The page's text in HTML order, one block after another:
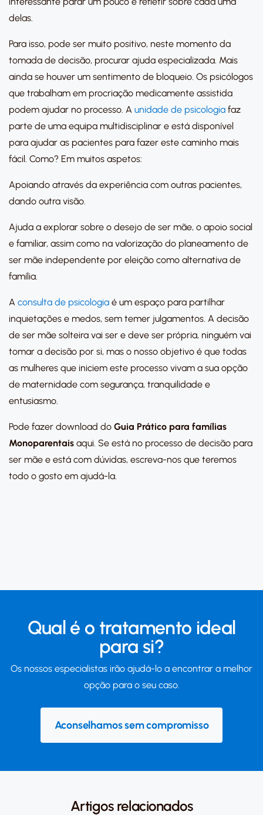
delas.
Para isso, pode ser muito positivo, neste momento da
tomada de decisão, procurar ajuda especializada. Mais
ainda se houver um sentimento de bloqueio. Os psicólogos
que trabalham em procriação medicamente assistida
podem ajudar no processo. A unidade de psicologia faz
parte de uma equipa multidisciplinar e está disponível
para ajudar as pacientes para fazer este caminho mais
fácil. Como? Em muitos aspetos:
Apoiando através da experiência com outras pacientes,
dando outra visão.
Ajuda a explorar sobre o desejo de ser mãe, o apoio social
e familiar, assim como na valorização do planeamento de
ser mãe independente por eleição como alternativa de
família.
A consulta de psicologia é um espaço para partilhar
inquietações e medos, sem temer julgamentos. A decisão
de ser mãe solteira vai ser e deve ser própria, ninguém vai
tomar a decisão por si, mas o nosso objetivo é que todas
as mulheres que iniciem este processo vivam a sua opção
de maternidade com segurança, tranquilidade e
entusiasmo.
Pode fazer download do Guia Prático para famílias
Monoparentais aqui. Se está no processo de decisão para
ser mãe e está com dúvidas, escreva-nos que teremos
todo o gosto em ajudá-la.
Qual é o tratamento ideal
para si?
Os nossos especialistas irão ajudá-lo a encontrar a melhor
opção para o seu caso.
Aconselhamos sem compromisso
Artigos relacionados